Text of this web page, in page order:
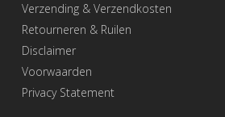
Verzending & Verzendkosten
Retourneren & Ruilen
Disclaimer
Voorwaarden
Privacy Statement